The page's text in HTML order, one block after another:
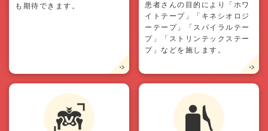
も期待できます。
患者さんの目的により「ホワ
イトテープ」「キネシオロジ
ーテープ」「スパイラルテー
プ」「ストリンテックステー
プ」などを施します。